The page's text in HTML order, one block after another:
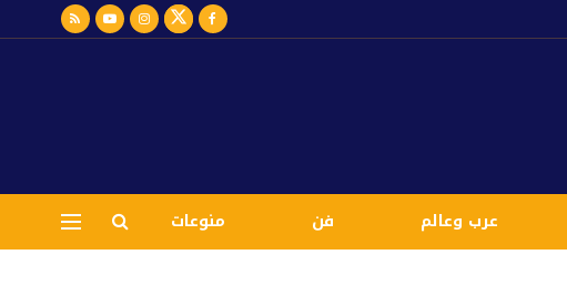
عرب وعالم فن منوعات